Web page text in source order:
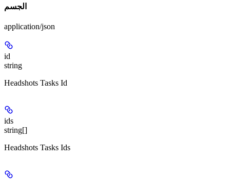
الجسم
application/json
id
string
Headshots Tasks Id
ids
string[]
Headshots Tasks Ids